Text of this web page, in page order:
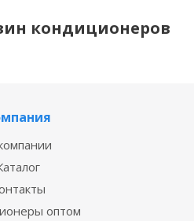
кондиционеров
оптом